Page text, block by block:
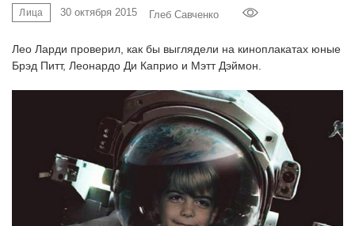
Лица 30 октября 2015 Глеб Савченко
Лео Ларди проверил, как бы выглядели на киноплакатах юные
Брэд Питт, Леонардо Ди Каприо и Мэтт Дэймон.